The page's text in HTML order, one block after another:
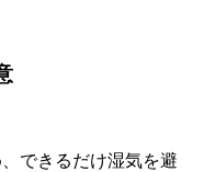
できるだけ湿気を避